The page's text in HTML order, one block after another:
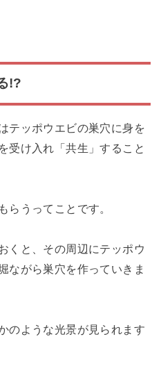
!?
テッポウエビの巣穴に身を
受け入れ「共生」すること
らうってことです。
くと、その周辺にテッポウ
ながら巣穴を作っていきま
のような光景が見られます